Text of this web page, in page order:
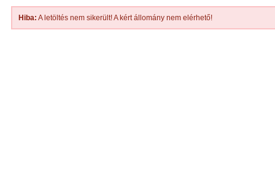
Hiba: A letöltés nem sikerült! A kért állomány nem elérhető!